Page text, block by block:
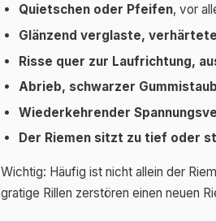
Quietschen oder Pfeifen, vor
Glänzend verglaste,
Risse quer zur Laufrichtung,
Abrieb, schwarzer Gummistaub
Wiederkehrender
Der Riemen sitzt zu tief oder
Wichtig: Häufig ist nicht allein der
gratige Rillen zerstören einen neuen